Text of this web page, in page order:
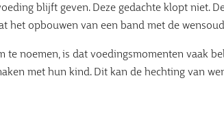
blijft geven. Deze gedachte klopt niet.
het opbouwen van een band met de
te noemen, is dat voedingsmomenten vaak
met hun kind. Dit kan de hechting van